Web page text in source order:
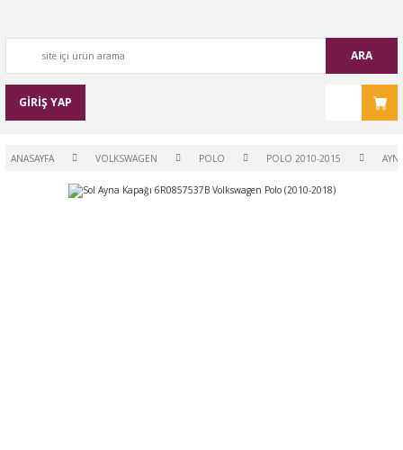
ARA
GİRİŞ YAP
ANASAYFA VOLKSWAGEN POLO POLO 2010-2015